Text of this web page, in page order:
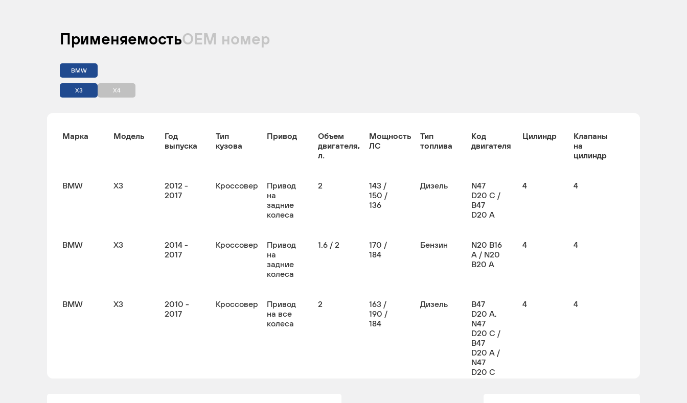
ПрименяемостьОЕМ номер
BMW
X3 X4
Марка Модель
Год
выпуска
Тип
кузова
Привод
Объем
двигателя,
л.
Мощность
ЛС
Тип
топлива
Код
двигателя
Цилиндр
Клапаны
на
цилиндр
BMW X3
2012 -
2017
Кроссовер
Привод
на
задние
колеса
2
143 /
150 /
136
Дизель
N47
D20 C /
B47
D20 A
4 4
BMW X3
2014 -
2017
Кроссовер
Привод
на
задние
колеса
1.6 / 2
170 /
184
Бензин
N20 B16
A / N20
B20 A
4 4
BMW X3
2010 -
2017
Кроссовер
Привод
на все
колеса
2
163 /
190 /
184
Дизель
B47
D20 A,
N47
D20 C /
B47
D20 A /
N47
D20 C
4 4